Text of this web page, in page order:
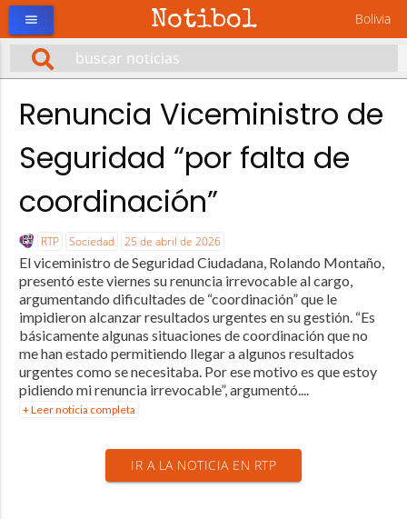
Notibol Bolivia
menu
Renuncia Viceministro de
Seguridad “por falta de
coordinación”
RTP Sociedad 25 de abril de 2026
El viceministro de Seguridad Ciudadana, Rolando Montaño,
presentó este viernes su renuncia irrevocable al cargo,
argumentando dificultades de “coordinación” que le
impidieron alcanzar resultados urgentes en su gestión. “Es
básicamente algunas situaciones de coordinación que no
me han estado permitiendo llegar a algunos resultados
urgentes como se necesitaba. Por ese motivo es que estoy
pidiendo mi renuncia irrevocable”, argumentó....
+ Leer noticia completa
IR A LA NOTICIA EN RTP